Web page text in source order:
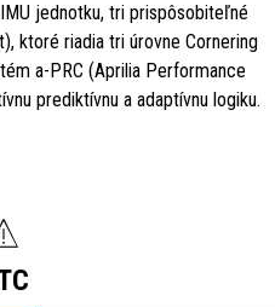
jednotku, tri prispôsobiteľné
ktoré riadia tri úrovne Cornering
a-PRC (Aprilia Performance
prediktívnu a adaptívnu logiku.